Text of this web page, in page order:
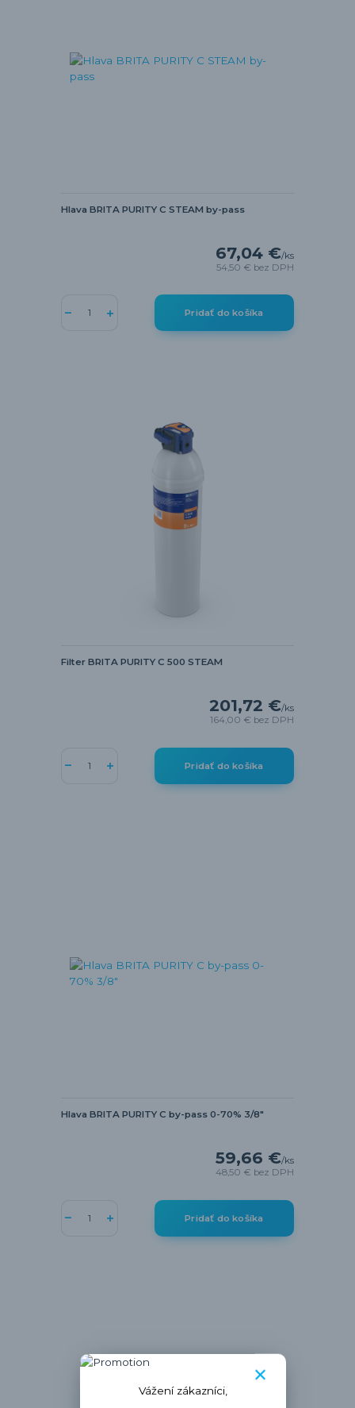
Hlava BRITA PURITY C STEAM by-pass
67,04 €/ks
54,50 € bez DPH
Pridať do košíka
Filter BRITA PURITY C 500 STEAM
201,72 €/ks
164,00 € bez DPH
Pridať do košíka
Hlava BRITA PURITY C by-pass 0-70% 3/8"
59,66 €/ks
48,50 € bez DPH
Pridať do košíka
Vážení zákazníci,